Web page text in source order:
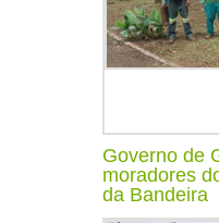
Governo de
moradores
da Bandeira